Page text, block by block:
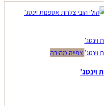
צפייה מהירה
וינטג’